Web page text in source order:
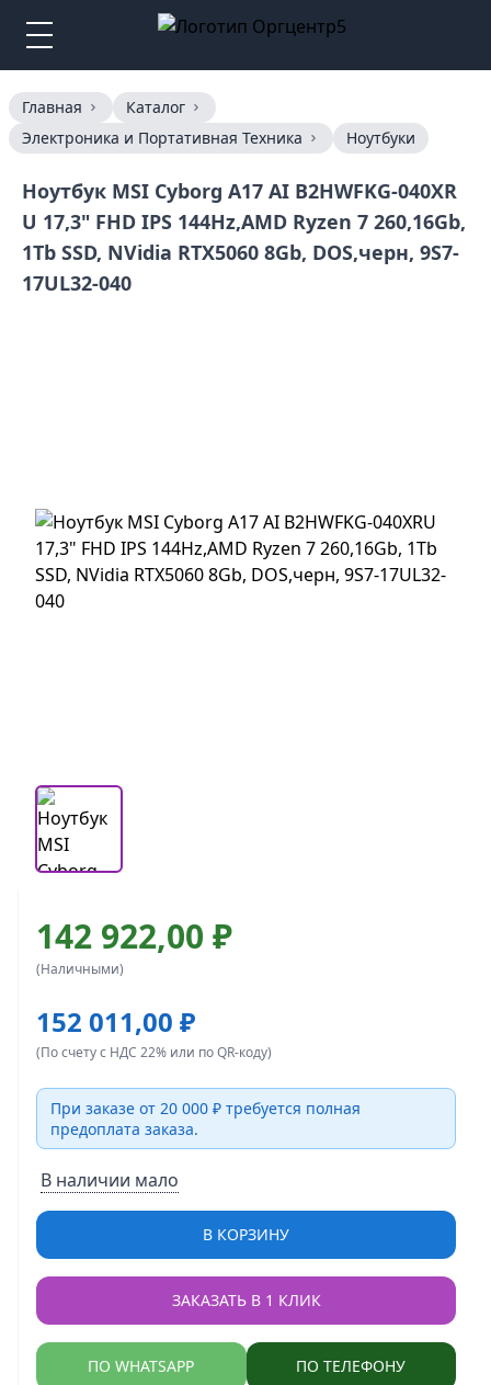
Главная
Каталог
Электроника и Портативная Техника
Ноутбуки
Ноутбук MSI Cyborg A17 AI B2HWFKG-040XR
U 17,3" FHD IPS 144Hz,AMD Ryzen 7 260,16Gb,
1Tb SSD, NVidia RTX5060 8Gb, DOS,черн, 9S7-
17UL32-040
142 922,00 ₽
(Наличными)
152 011,00 ₽
(По счету с НДС 22% или по QR-коду)
При заказе от 20 000 ₽ требуется полная
предоплата заказа.
В наличии мало
В КОРЗИНУ
ЗАКАЗАТЬ В 1 КЛИК
ПО WHATSAPP ПО ТЕЛЕФОНУ